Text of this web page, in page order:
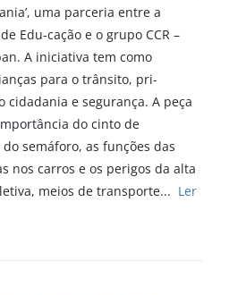
uma parceria entre a
Edu-cação e o grupo CCR –
A iniciativa tem como
para o trânsito, pri-
cidadania e segurança. A peça
do cinto de
semáforo, as funções das
nos carros e os perigos da alta
meios de transporte... Ler